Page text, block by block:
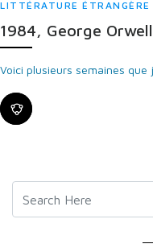
LITTÉRATURE ÉTRANGÈRE
1984, George
Voici plusieurs semaines que